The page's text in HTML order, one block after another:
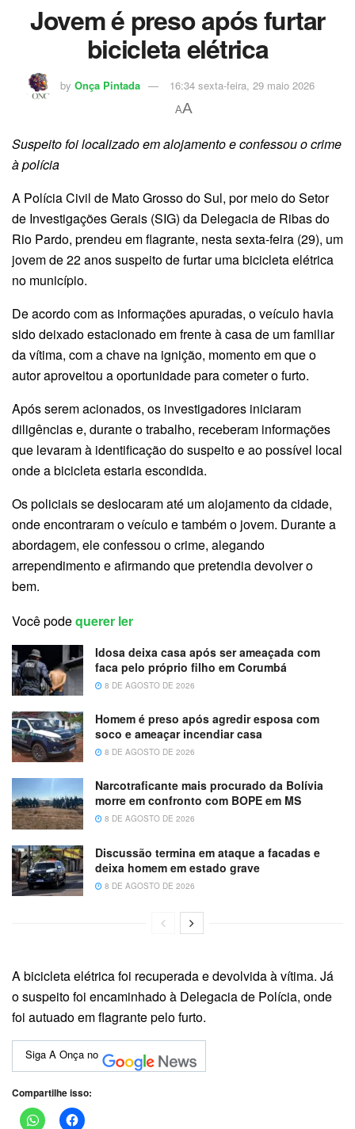
Jovem é preso após furtar
bicicleta elétrica
by Onça Pintada 16:34 sexta-feira, 29 maio 2026
AA
Suspeito foi localizado em alojamento e confessou o crime
à polícia
A Polícia Civil de Mato Grosso do Sul, por meio do Setor
de Investigações Gerais (SIG) da Delegacia de Ribas do
Rio Pardo, prendeu em flagrante, nesta sexta-feira (29), um
jovem de 22 anos suspeito de furtar uma bicicleta elétrica
no município.
De acordo com as informações apuradas, o veículo havia
sido deixado estacionado em frente à casa de um familiar
da vítima, com a chave na ignição, momento em que o
autor aproveitou a oportunidade para cometer o furto.
Após serem acionados, os investigadores iniciaram
diligências e, durante o trabalho, receberam informações
que levaram à identificação do suspeito e ao possível local
onde a bicicleta estaria escondida.
Os policiais se deslocaram até um alojamento da cidade,
onde encontraram o veículo e também o jovem. Durante a
abordagem, ele confessou o crime, alegando
arrependimento e afirmando que pretendia devolver o
bem.
Você podequerer ler
Idosa deixa casa após ser ameaçada com
faca pelo próprio filho em Corumbá
8 DE AGOSTO DE 2026
Homem é preso após agredir esposa com
soco e ameaçar incendiar casa
8 DE AGOSTO DE 2026
Narcotraficante mais procurado da Bolívia
morre em confronto com BOPE em MS
8 DE AGOSTO DE 2026
Discussão termina em ataque a facadas e
deixa homem em estado grave
8 DE AGOSTO DE 2026
A bicicleta elétrica foi recuperada e devolvida à vítima. Já
o suspeito foi encaminhado à Delegacia de Polícia, onde
foi autuado em flagrante pelo furto.
Siga A Onça no
Compartilhe isso: